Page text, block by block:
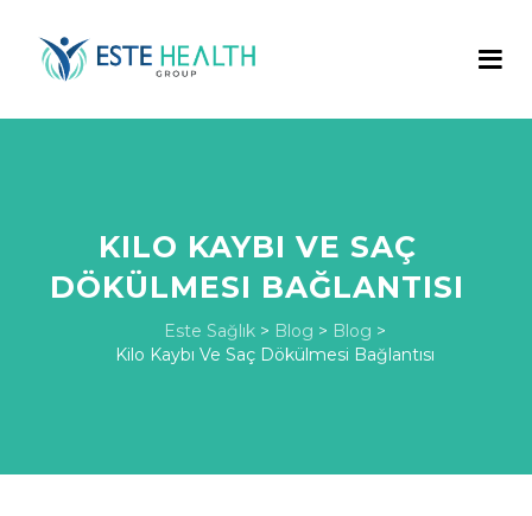
KILO KAYBI VE SAÇ
DÖKÜLMESI BAĞLANTISI
Este Sağlık > Blog > Blog >
Kilo Kaybı Ve Saç Dökülmesi Bağlantısı